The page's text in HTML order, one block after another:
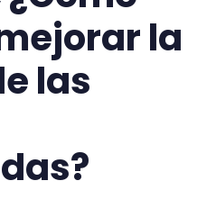
la
las